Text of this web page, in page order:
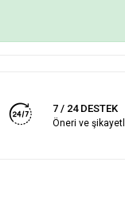
7 / 24 DESTEK
Öneri ve